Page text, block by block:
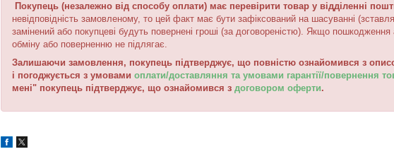
Покупець (незалежно від способу оплати) має перевірити товар у відділенні
невідповідність замовленому, то цей факт має бути зафіксований на шасуванні
замінений або покупцеві будуть повернені гроші (за договореністю). Якщо
обміну або поверненню не підлягає.
Залишаючи замовлення, покупець підтверджує, що повністю ознайомився з
і погоджується з умовами оплати/доставляння та умовами гарантії/повернення
мені" покупець підтверджує, що ознайомився з договором оферти.